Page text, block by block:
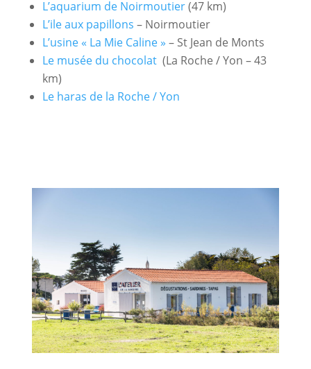
L’aquarium de Noirmoutier(47 km)
L’ile aux papillons – Noirmoutier
L’usine « La Mie Caline » – St Jean de Monts
Le musée du chocolat(La Roche / Yon – 43
km)
Le haras de la Roche / Yon